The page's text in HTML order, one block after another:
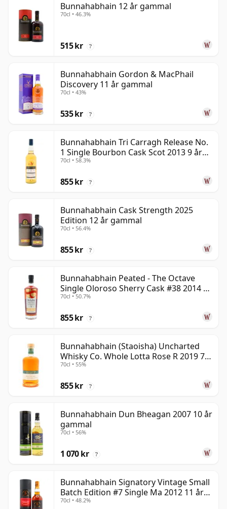
Bunnahabhain 12 år gammal
70cl • 46.3%
515 kr ?
Bunnahabhain Gordon & MacPhail
Discovery 11 år gammal
70cl • 43%
535 kr ?
Bunnahabhain Tri Carragh Release No.
1 Single Bourbon Cask Scot 2013 9 år
gammal
70cl • 58.3%
855 kr ?
Bunnahabhain Cask Strength 2025
Edition 12 år gammal
70cl • 56.4%
855 kr ?
Bunnahabhain Peated - The Octave
Single Oloroso Sherry Cask #38 2014 9
år gammal
70cl • 50.7%
855 kr ?
Bunnahabhain (Staoisha) Uncharted
Whisky Co. Whole Lotta Rose R 2019 7
år gammal
70cl • 55%
855 kr ?
Bunnahabhain Dun Bheagan 2007 10 år
gammal
70cl • 56%
1 070 kr ?
Bunnahabhain Signatory Vintage Small
Batch Edition #7 Single Ma 2012 11 år
gammal
70cl • 48.2%